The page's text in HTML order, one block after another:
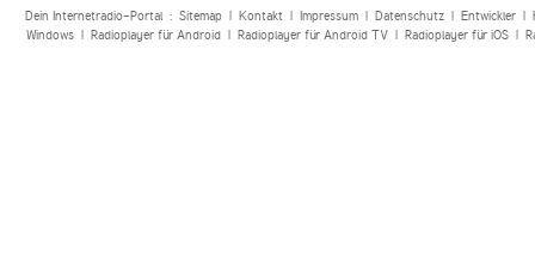
Dein Internetradio-Portal : Sitemap| Kontakt| Impressum| Datenschutz| Entwickler|
Windows| Radioplayer für Android| Radioplayer für Android TV| Radioplayer für iOS|